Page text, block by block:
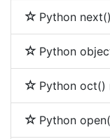
Python
Python
Python oct()
Python